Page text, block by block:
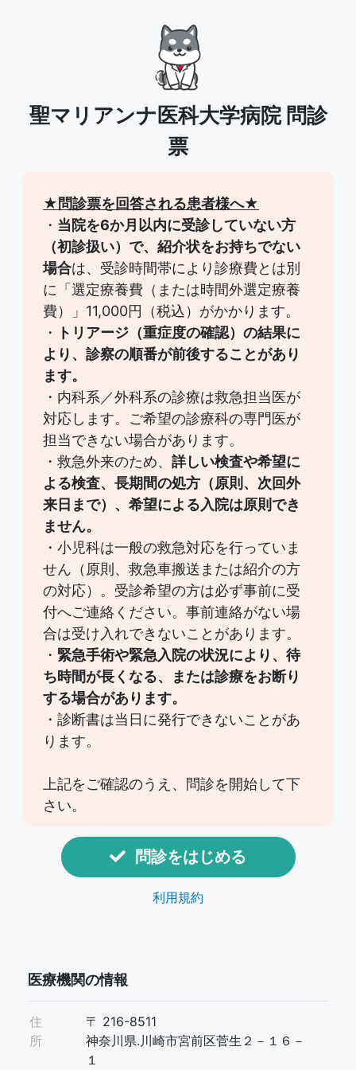
聖マリアンナ医科大学病院 問診
票
★問診票を回答される患者様へ★
・ 当院を6か月以内に受診していない方
（初診扱い）で、紹介状をお持ちでない
場合は、受診時間帯により診療費とは別
に「選定療養費（または時間外選定療養
費）」11,000円（税込）がかかります。
・
トリアージ（重症度の確認）の結果に
より、診察の順番が前後することがあり
ます。
・内科系／外科系の診療は救急担当医が
対応します。ご希望の診療科の専門医が
担当できない場合があります。
・救急外来のため、 詳しい検査や希望に
よる検査、長期間の処方（原則、次回外
来日まで）、希望による入院は原則でき
ません。
・小児科は一般の救急対応を行っていま
せん（原則、救急車搬送または紹介の方
の対応）。受診希望の方は必ず事前に受
付へご連絡ください。事前連絡がない場
合は受け入れできないことがあります。
・ 緊急手術や緊急入院の状況により、待
ち時間が長くなる、または診療をお断り
する場合があります。
・診断書は当日に発行できないことがあ
ります。
上記をご確認のうえ、問診を開始して下
さい。
問診をはじめる
利用規約
医療機関の情報
住
所
〒 216-8511
神奈川県.川崎市宮前区菅生２－１６－
１